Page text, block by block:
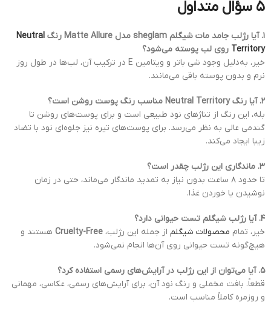
۵ سؤال متداول
۱. آیا رژلب جامد مات شیگلم sheglam مدل Matte Allure رنگ
Neutral
Territory روی لب پوسته می‌شود؟
خیر، به‌دلیل وجود شی باتر و ویتامین E در ترکیب آن، لب‌ها در طول روز
نرم و بدون پوسته باقی می‌مانند.
۲. آیا رنگ Neutral Territory مناسب رنگ پوست روشن است؟
بله، این رنگ از تناژهای نود طبیعی است و برای پوست‌های روشن تا
گندمی عالی به نظر می‌رسد. برای پوست‌های تیره نیز جلوه‌ای نود با تضاد
زیبا ایجاد می‌کند.
۳. ماندگاری این رژلب چقدر است؟
تا حدود ۸ ساعت بدون نیاز به تمدید ماندگار می‌ماند، حتی در زمان
نوشیدن یا خوردن غذا.
۴. آیا رژلب شیگلم تست حیوانی دارد؟
خیر، تمام محصولات شیگلم از جمله این رژلب، Cruelty-Free هستند و
هیچ‌گونه تست حیوانی روی آن‌ها انجام نمی‌شود.
۵. آیا می‌توان از این رژلب در آرایش‌های رسمی استفاده کرد؟
قطعاً. بافت مخملی و رنگ نود آن، برای آرایش‌های رسمی، عکاسی، مهمانی
و روزمره کاملاً مناسب است.